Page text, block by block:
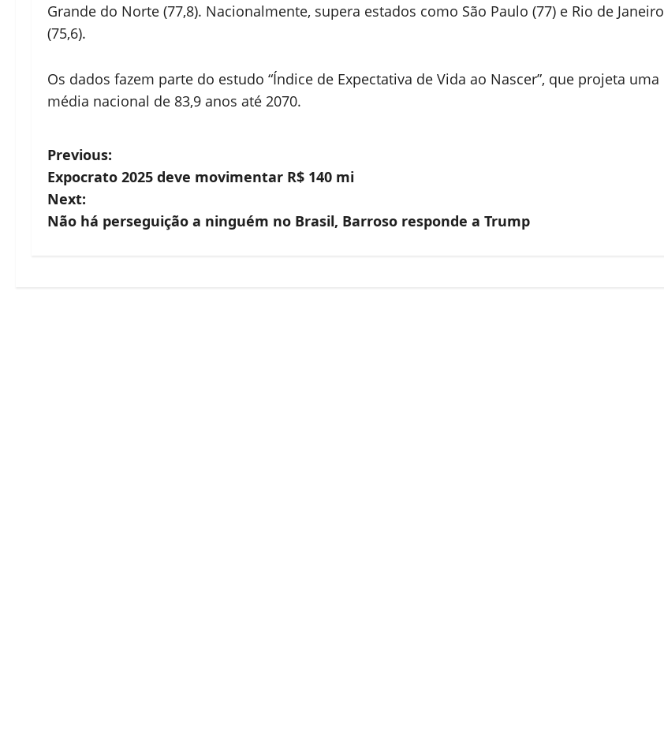
Grande do Norte (77,8). Nacionalmente, supera estados como São Paulo (77) e Rio de Janeiro
(75,6).
Os dados fazem parte do estudo “Índice de Expectativa de Vida ao Nascer”, que projeta uma
média nacional de 83,9 anos até 2070.
P
o
s
Previous:
Expocrato 2025 deve movimentar R$ 140 mi
Next:
Não há perseguição a ninguém no Brasil, Barroso responde a Trump